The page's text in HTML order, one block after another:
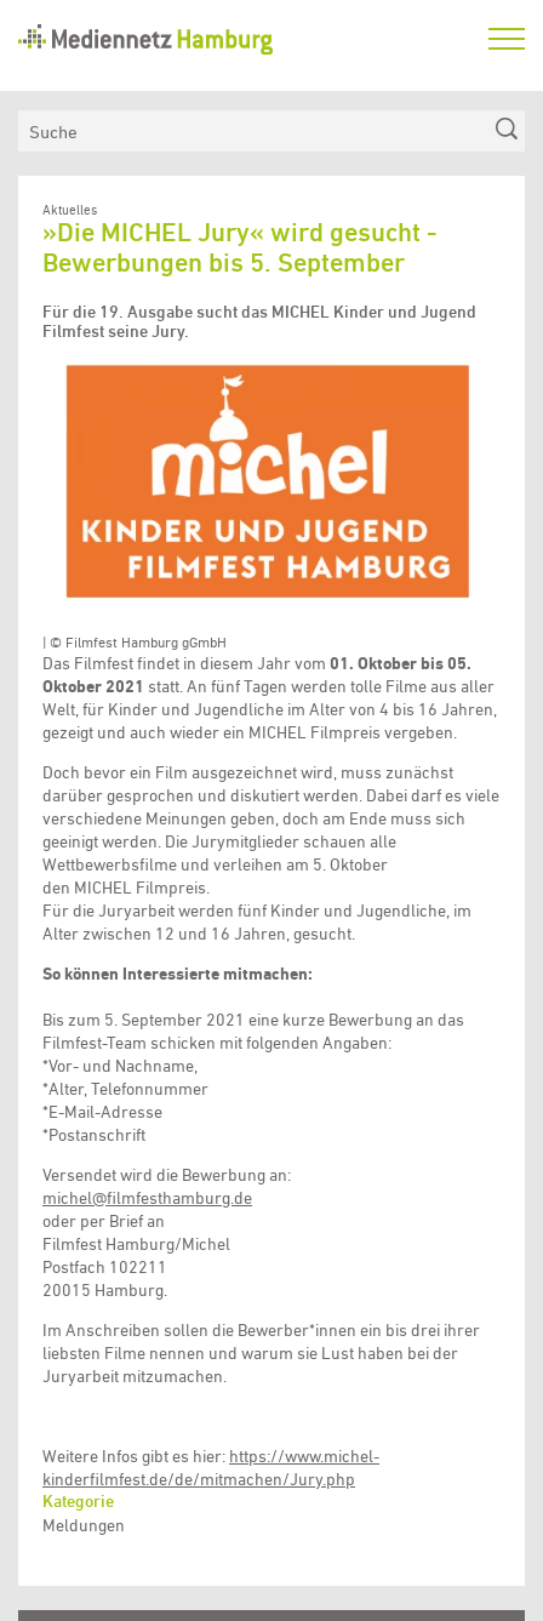
Hamburg
Aktuelles
Medienkompetenzfonds
Verein
Aktuelles
»Die MICHEL Jury« wird gesucht -
Bewerbungen bis 5. September
Für die 19. Ausgabe sucht das MICHEL Kinder und Jugend
Filmfest seine Jury.
Das Filmfest findet in diesem Jahr vom 01. Oktober bis 05.
Oktober 2021 statt. An fünf Tagen werden tolle Filme aus aller
Welt, für Kinder und Jugendliche im Alter von 4 bis 16 Jahren,
gezeigt und auch wieder ein MICHEL Filmpreis vergeben.
Doch bevor ein Film ausgezeichnet wird, muss zunächst
darüber gesprochen und diskutiert werden. Dabei darf es viele
verschiedene Meinungen geben, doch am Ende muss sich
geeinigt werden. Die Jurymitglieder schauen alle
Wettbewerbsfilme und verleihen am 5. Oktober
den MICHEL Filmpreis.
Für die Juryarbeit werden fünf Kinder und Jugendliche, im
Alter zwischen 12 und 16 Jahren, gesucht.
So können Interessierte mitmachen:
Bis zum 5. September 2021 eine kurze Bewerbung an das
Filmfest-Team schicken mit folgenden Angaben:
*Vor- und Nachname,
*Alter, Telefonnummer
*E-Mail-Adresse
*Postanschrift
Versendet wird die Bewerbung an:
michel@filmfesthamburg.de
oder per Brief an
Filmfest Hamburg/Michel
Postfach 102211
20015 Hamburg.
Im Anschreiben sollen die Bewerber*innen ein bis drei ihrer
liebsten Filme nennen und warum sie Lust haben bei der
Juryarbeit mitzumachen.
Weitere Infos gibt es hier: https://www.michel-
kinderfilmfest.de/de/mitmachen/Jury.php
| © Filmfest Hamburg gGmbH
Kategorie
Meldungen